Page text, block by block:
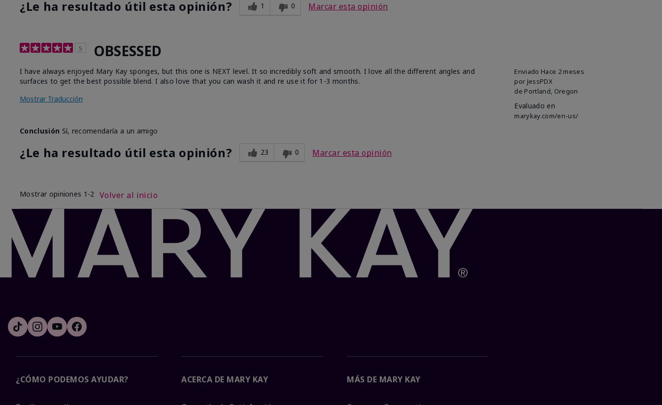
¿Le ha resultado útil esta opinión? 1 0 Marcar esta opinión
5 OBSESSED
Enviado Hace 2 meses
por JessPDX
de Portland, Oregon
Evaluado en
marykay.com/en-us/
I have always enjoyed Mary Kay sponges, but this one is NEXT level. It so incredibly soft and smooth. I love all the different angles and
surfaces to get the best possible blend. I also love that you can wash it and re use it for 1-3 months.
Mostrar Traducción
Conclusión Sí, recomendaría a un amigo
¿Le ha resultado útil esta opinión? 23 0 Marcar esta opinión
Mostrar opiniones 1-2 Volver al inicio
¿CÓMO PODEMOS AYUDAR? ACERCA DE MARY KAY MÁS DE MARY KAY